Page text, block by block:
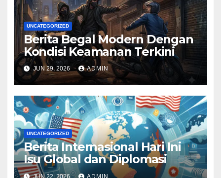
UNCATEGORIZED
Berita Begal Modern Dengan
Kondisi Keamanan Terkini
JUN 29, 2026 ADMIN
UNCATEGORIZED
Berita Internasional Hari Ini
Isu Global dan Diplomasi
JUN 22, 2026 ADMIN